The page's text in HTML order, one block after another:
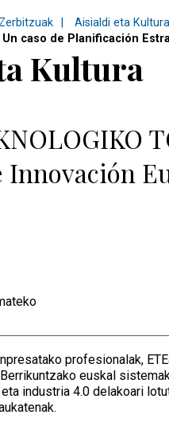
Zerbitzuak Aisialdi eta Kultura
Un caso de Planificación
Kultura
Innovación
profesionalak,
euskal
industria 4.0 delakoari